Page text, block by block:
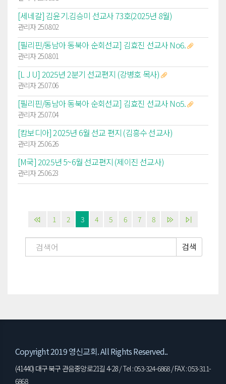
[세네갈] 김윤기.김승미 선교사 73호(2025년 8월)
관리자 25.08.02
[필리핀/동남아 동북아 순회선교] 김효진 선교사 No6.
관리자 25.08.01
[L J U] 2025년 2분기 선교편지 (강병호 목사)
관리자 25.07.06
[필리핀/동남아 동북아 순회선교] 김효진 선교사 No5.
관리자 25.07.04
[캄보디아] 2025년 6월 선교 편지 (김흥수 선교사)
관리자 25.06.26
[M국] 2025년 5~6월 선교편지 (제이진 선교사)
관리자 25.06.23
1 2 3 4 5 6 7 8
검색
Copyright 2019 영신교회. All Rights Reserved..
(41440) 대구 북구 관음중앙로21길 4-28 / Tel : 053-324-6868 / FAX : 053-311-
6868